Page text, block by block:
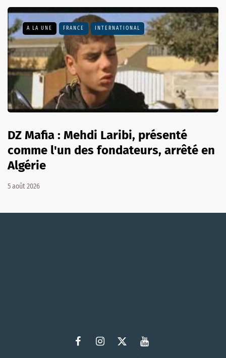
A LA UNE FRANCE INTERNATIONAL
DZ Mafia : Mehdi Laribi, présenté
comme l'un des fondateurs, arrêté en
Algérie
5 août 2026